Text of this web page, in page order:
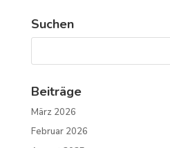
Suchen
Beiträge
März 2026
Februar 2026